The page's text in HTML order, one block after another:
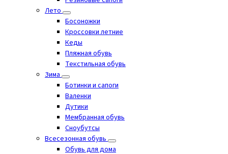
Лето
Босоножки
Кроссовки летние
Кеды
Пляжная обувь
Текстильная обувь
Зима
Ботинки и сапоги
Валенки
Дутики
Мембранная обувь
Сноубутсы
Всесезонная обувь
Обувь для дома